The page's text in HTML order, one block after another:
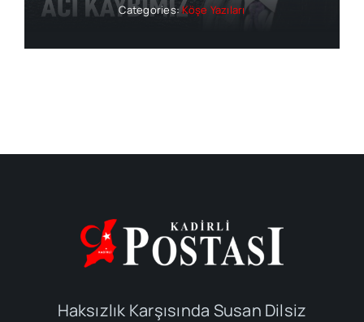
Categories:Köşe Yazıları
Haksızlık Karşısında Susan Dilsiz